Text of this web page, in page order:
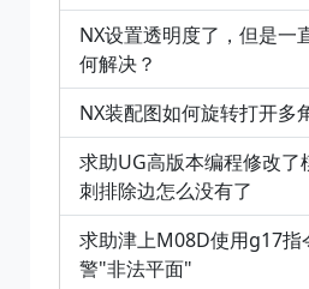
NX设置透明度了，但是一
何解决？
NX装配图如何旋转打开多
求助UG高版本编程修改了
刺排除边怎么没有了
求助津上M08D使用g17指
警"非法平面"